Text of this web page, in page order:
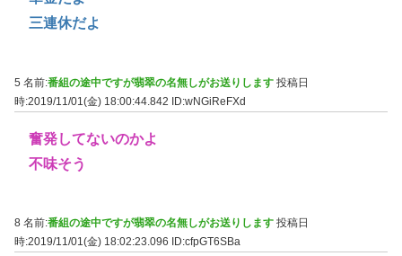
三連休だよ
5 名前:番組の途中ですが翡翠の名無しがお送りします 投稿日
時:2019/11/01(金) 18:00:44.842 ID:wNGiReFXd
奮発してないのかよ
不味そう
8 名前:番組の途中ですが翡翠の名無しがお送りします 投稿日
時:2019/11/01(金) 18:02:23.096
ID:cfpGT6SBa